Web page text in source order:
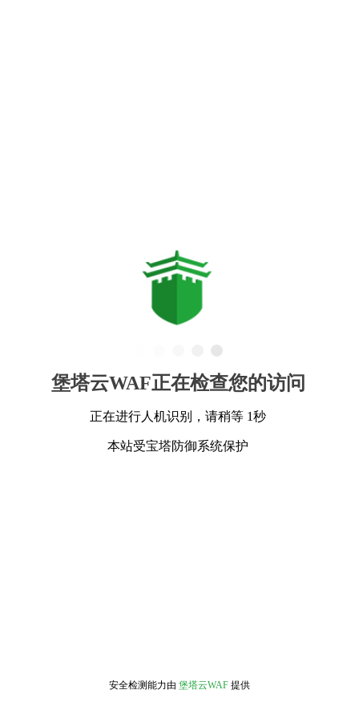
堡塔云WAF正在检查您的访问
正在进行人机识别，请稍等 1秒
本站受宝塔防御系统保护
安全检测能力由 堡塔云WAF 提供